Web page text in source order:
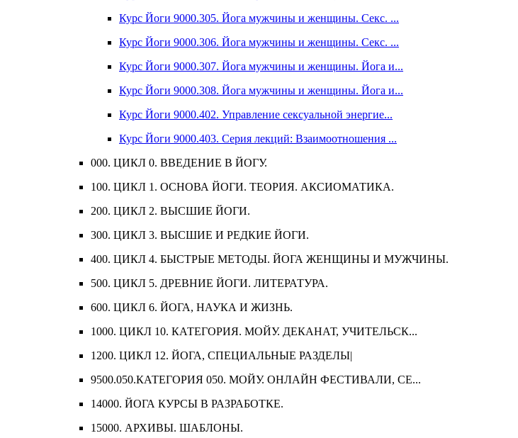
Курс Йоги 9000.305. Йога мужчины и женщины. Секс. ...
Курс Йоги 9000.306. Йога мужчины и женщины. Секс. ...
Курс Йоги 9000.307. Йога мужчины и женщины. Йога и...
Курс Йоги 9000.308. Йога мужчины и женщины. Йога и...
Курс Йоги 9000.402. Управление сексуальной энергие...
Курс Йоги 9000.403. Серия лекций: Взаимоотношения ...
000. ЦИКЛ 0. ВВЕДЕНИЕ В ЙОГУ.
100. ЦИКЛ 1. ОСНОВА ЙОГИ. ТЕОРИЯ. АКСИОМАТИКА.
200. ЦИКЛ 2. ВЫСШИЕ ЙОГИ.
300. ЦИКЛ 3. ВЫСШИЕ И РЕДКИЕ ЙОГИ.
400. ЦИКЛ 4. БЫСТРЫЕ МЕТОДЫ. ЙОГА ЖЕНЩИНЫ И МУЖЧИНЫ.
500. ЦИКЛ 5. ДРЕВНИЕ ЙОГИ. ЛИТЕРАТУРА.
600. ЦИКЛ 6. ЙОГА, НАУКА И ЖИЗНЬ.
1000. ЦИКЛ 10. КАТЕГОРИЯ. МОЙУ. ДЕКАНАТ, УЧИТЕЛЬСК...
1200. ЦИКЛ 12. ЙОГА, СПЕЦИАЛЬНЫЕ РАЗДЕЛЫ|
9500.050.КАТЕГОРИЯ 050. МОЙУ. ОНЛАЙН ФЕСТИВАЛИ, СЕ...
14000. ЙОГА КУРСЫ В РАЗРАБОТКЕ.
15000. АРХИВЫ. ШАБЛОНЫ.